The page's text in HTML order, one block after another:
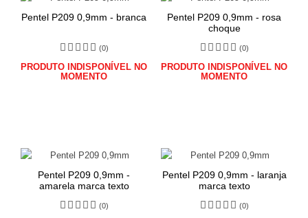
Pentel P209 0,9mm - branca
(0)
PRODUTO INDISPONÍVEL NO
MOMENTO
Pentel P209 0,9mm - rosa
choque
(0)
PRODUTO INDISPONÍVEL NO
MOMENTO
Pentel P209 0,9mm -
amarela marca texto
(0)
Pentel P209 0,9mm - laranja
marca texto
(0)